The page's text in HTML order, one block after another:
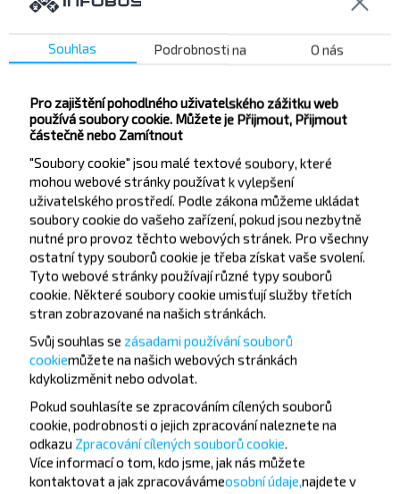
Vilnius letiště → Minsk
Žodzina → Minsk
Barysaŭ → Minsk
Nejlepší linky z Koreiz
Koreiz → Pastavy
Koreiz → Myadzyel
Koreiz → National Airport Minsk
Koreiz → Vilnius letiště
Souhlas Podrobnosti na O nás
Pro zajištění pohodlného uživatelského zážitku web
používá soubory cookie. Můžete je Přijmout, Přijmout
částečně nebo Zamítnout
"Soubory cookie" jsou malé textové soubory, které
mohou webové stránky používat k vylepšení
uživatelského prostředí. Podle zákona můžeme ukládat
soubory cookie do vašeho zařízení, pokud jsou nezbytně
nutné pro provoz těchto webových stránek. Pro všechny
ostatní typy souborů cookie je třeba získat vaše svolení.
Tyto webové stránky používají různé typy souborů
cookie. Některé soubory cookie umisťují služby třetích
stran zobrazované na našich stránkách.
Svůj souhlas se zásadami používání souborů
cookiemůžete na našich webových stránkách
kdykolizměnit nebo odvolat.
Pokud souhlasíte se zpracováním cílených souborů
cookie, podrobnosti o jejich zpracování naleznete na
odkazu Zpracování cílených souborů cookie.
Více informací o tom, kdo jsme, jak nás můžete
kontaktovat a jak zpracovávámeosobní údaje,najdete v